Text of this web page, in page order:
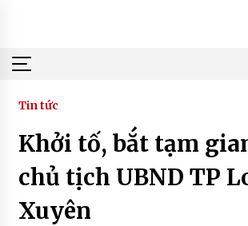
Tin tức
Khởi tố, bắt tạm
chủ tịch UBND TP
Xuyên